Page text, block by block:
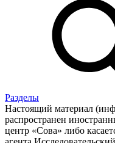
Разделы
Настоящий материал
распространен
центр «Сова» либо